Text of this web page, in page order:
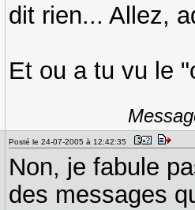
dit rien... Allez,
Et ou a tu vu le
Posté le 24-07-2005 à 12:42:35
Non, je fabule
des messages